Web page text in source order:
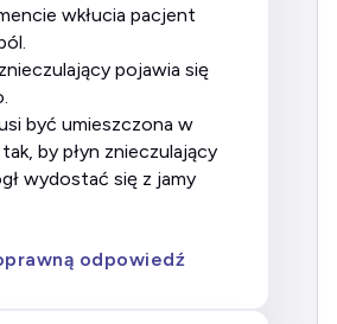
by płyn znieczulający
wydostać się z jamy
odpowiedź